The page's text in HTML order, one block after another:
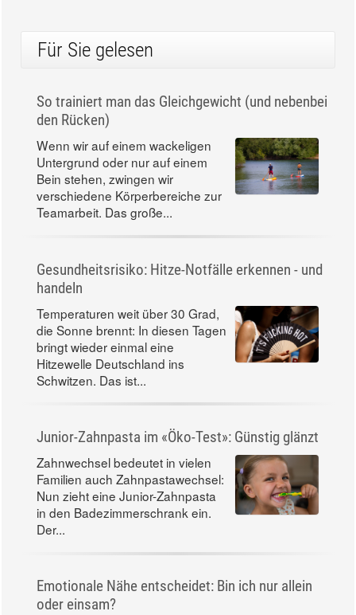
Für Sie gelesen
So trainiert man das Gleichgewicht (und nebenbei
den Rücken)
Wenn wir auf einem wackeligen
Untergrund oder nur auf einem
Bein stehen, zwingen wir
verschiedene Körperbereiche zur
Teamarbeit. Das große...
Gesundheitsrisiko: Hitze-Notfälle erkennen - und
handeln
Temperaturen weit über 30 Grad,
die Sonne brennt: In diesen Tagen
bringt wieder einmal eine
Hitzewelle Deutschland ins
Schwitzen. Das ist...
Junior-Zahnpasta im «Öko-Test»: Günstig glänzt
Zahnwechsel bedeutet in vielen
Familien auch Zahnpastawechsel:
Nun zieht eine Junior-Zahnpasta
in den Badezimmerschrank ein.
Der...
Emotionale Nähe entscheidet: Bin ich nur allein
oder einsam?